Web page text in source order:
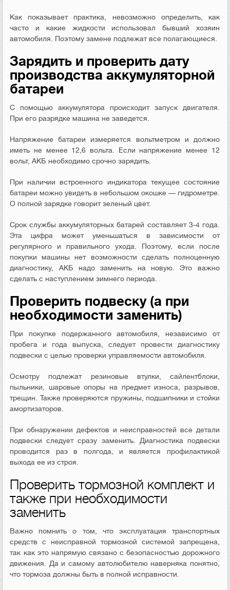
Как показывает практика, невозможно определить, как
часто и какие жидкости использовал бывший хозяин
автомобиля. Поэтому замене подлежат все полагающиеся.
Зарядить и проверить дату
производства аккумуляторной
батареи
С помощью аккумулятора происходит запуск двигателя.
При его разрядке машина не заведется.
Напряжение батареи измеряется вольтметром и должно
иметь не менее 12,6 вольта. Если напряжение менее 12
вольт, АКБ необходимо срочно зарядить.
При наличии встроенного индикатора текущее состояние
батареи можно увидеть в небольшом окошке — гидрометре.
О полной зарядке говорит зеленый цвет.
Срок службы аккумуляторных батарей составляет 3-4 года.
Эта цифра может уменьшаться в зависимости от
регулярного и правильного ухода. Поэтому, если после
покупки машины нет возможности сделать полноценную
диагностику, АКБ надо заменить на новую. Это важно
сделать с наступлением зимнего периода.
Проверить подвеску (а при
необходимости заменить)
При покупке подержанного автомобиля, независимо от
пробега и года выпуска, следует провести диагностику
подвески с целью проверки управляемости автомобиля.
Осмотру подлежат резиновые втулки, сайлентблоки,
пыльники, шаровые опоры на предмет износа, разрывов,
трещин. Также проверяются пружины, подшипники и стойки
амортизаторов.
При обнаружении дефектов и неисправностей все детали
подвески следует сразу заменить. Диагностика подвески
проводится раз в полгода, и является профилактикой
выхода ее из строя.
Проверить тормозной комплект и
также при необходимости
заменить
Важно помнить о том, что эксплуатация транспортных
средств с неисправной тормозной системой запрещена,
так как это напрямую связано с безопасностью дорожного
движения. Да и самому автолюбителю наверняка понятно,
что тормоза должны быть в полной исправности.